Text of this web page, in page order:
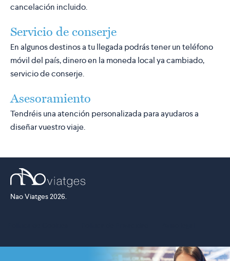
cancelación incluido.
Servicio de conserje
En algunos destinos a tu llegada podrás tener un teléfono
móvil del país, dinero en la moneda local ya cambiado,
servicio de conserje.
Asesoramiento
Tendréis una atención personalizada para ayudaros a
diseñar vuestro viaje.
Nao Viatges 2026.